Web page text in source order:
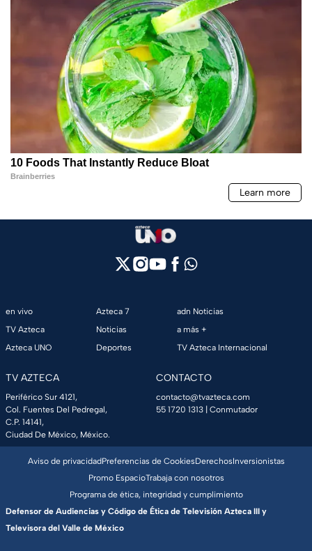
en vivo
TV Azteca
Azteca UNO
Azteca 7
Noticias
Deportes
adn Noticias
a más +
TV Azteca Internacional
TV AZTECA
Periférico Sur 4121,
Col. Fuentes Del Pedregal,
C.P. 14141,
Ciudad De México, México.
CONTACTO
contacto@tvazteca.com
55 1720 1313 | Conmutador
Aviso de privacidadPreferencias de CookiesDerechosInversionistas
Promo EspacioTrabaja con nosotros
Programa de ética, integridad y cumplimiento
Defensor de Audiencias y Código de Ética de Televisión Azteca III y
Televisora del Valle de México